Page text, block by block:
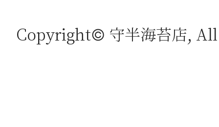
Copyright© 守半海苔店,